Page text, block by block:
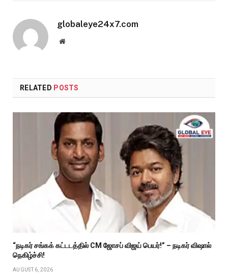
globaleye24x7.com
Website
RELATED POSTS
“நடிகர் சங்கக் கட்டடத்தில் CM ஜோசப் விஜய் பெயர்!” – நடிகர் விஷால்
நெகிழ்ச்சி!
AUGUST 6, 2026